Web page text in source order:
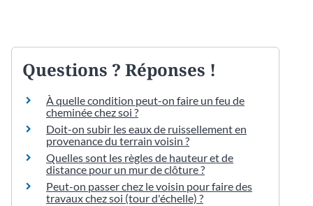
Questions ? Réponses !
À quelle condition peut-on faire un feu de
cheminée chez soi ?
Doit-on subir les eaux de ruissellement en
provenance du terrain voisin ?
Quelles sont les règles de hauteur et de
distance pour un mur de clôture ?
Peut-on passer chez le voisin pour faire des
travaux chez soi (tour d'échelle) ?